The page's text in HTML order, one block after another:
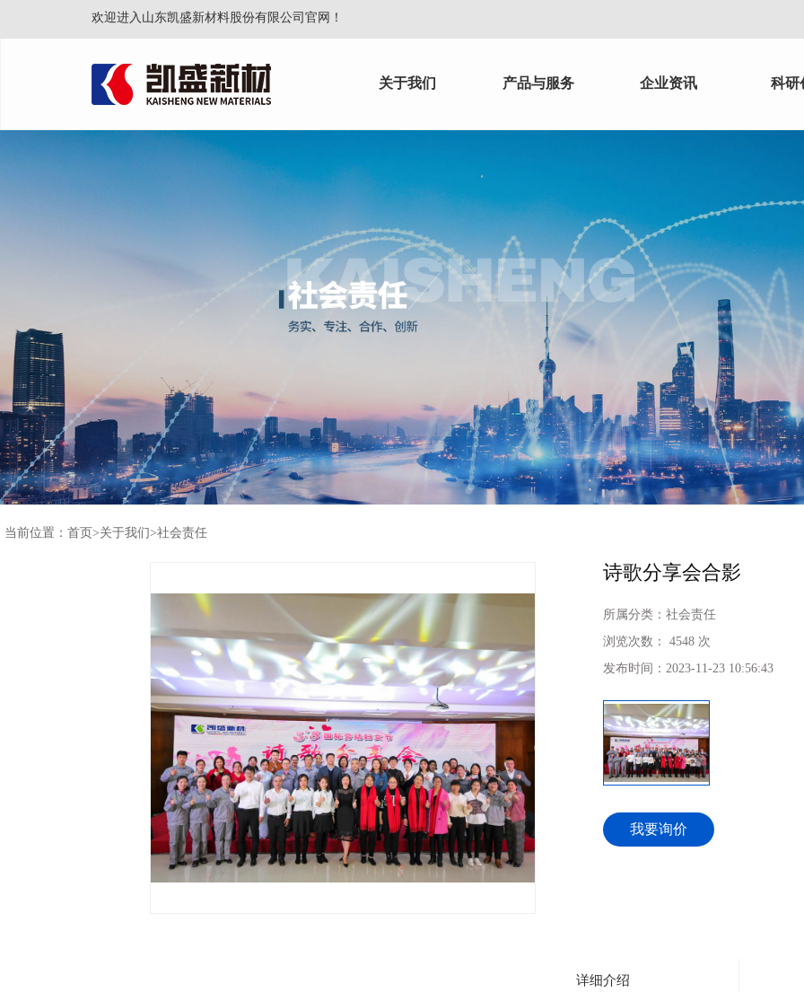
欢迎进入山东凯盛新材料股份有限公司官网！
关于我们 产品与服务 企业资讯 科研
当前位置： 首页 >关于我们>社会责任
诗歌分享会合影
所属分类： 社会责任
浏览次数：
4548 次
发布时间： 2023-11-23 10:56:43
我要询价
详细介绍